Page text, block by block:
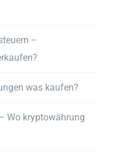
–
was kaufen?
Wo kryptowährung